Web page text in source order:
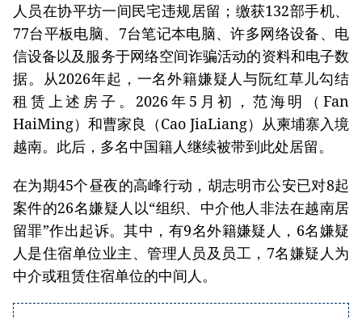
人员在协平坊一间民宅违规居留；缴获132部手机、
77台平板电脑、7台笔记本电脑、许多网络设备、电
信设备以及服务于网络空间诈骗活动的资料和电子数
据。从2026年起，一名外籍嫌疑人与阮红草儿勾结
租赁上述房子。2026年5月初，范海明（Fan
HaiMing）和曹家良（Cao JiaLiang）从柬埔寨入境
越南。此后，多名中国籍人继续被带到此处居留。
在为期45个昼夜的高峰行动，胡志明市公安已对8起
案件的26名嫌疑人以“组织、中介他人非法在越南居
留罪”作出起诉。其中，有9名外籍嫌疑人，6名嫌疑
人是住宿单位业主、管理人员及员工，7名嫌疑人为
中介或租赁住宿单位的中间人。